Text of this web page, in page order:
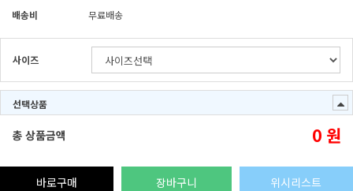
배송비
무료배송
사이즈
선택상품
총 상품금액 0 원
바로구매 장바구니 위시리스트